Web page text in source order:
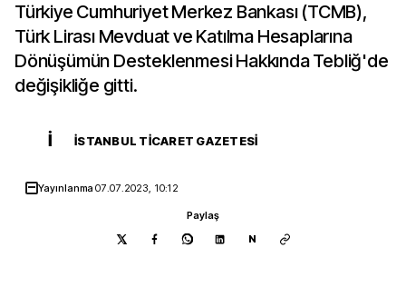
Türkiye Cumhuriyet Merkez Bankası (TCMB),
Türk Lirası Mevduat ve Katılma Hesaplarına
Dönüşümün Desteklenmesi Hakkında Tebliğ'de
değişikliğe gitti.
İ İSTANBUL TICARET GAZETESI
Yayınlanma07.07.2023, 10:12
Paylaş
N